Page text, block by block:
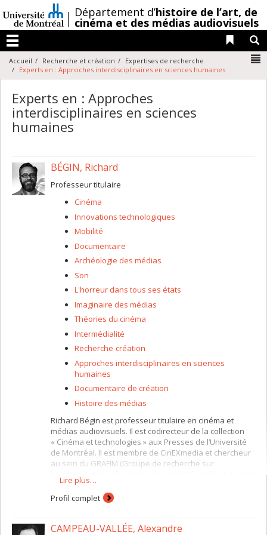
au
contenu
/Département d’histoire de l’art, de
cinéma et des médias audiovisuels
Menu
Liens
Accueil Recherche et création
Expertises de recherche
Experts en : Approches interdisciplinaires en sciences humaines
Experts en : Approches
interdisciplinaires en sciences
humaines
BÉGIN, Richard
Professeur titulaire
Cinéma
Innovations technologiques
Mobilité
Documentaire
Archéologie des médias
Son
L'horreur dans tous ses états
Imaginaire des médias
Théories du cinéma
Intermédialité
Recherche-création
Approches interdisciplinaires en sciences
humaines
Documentaire de création
Histoire des médias
Richard Bégin est professeur titulaire en cinéma et
médias audiovisuels. Il est codirecteur de la collection
« Cinéma et technologies » aux Presses de l’Université
de Montréal. Il est membre de CinEXmedia et chercheur
au sein du GRAFIM (Groupe de recherche sur
collabore actuellement au projet de recherche
international ANR
violence à l’écran, et fait partie du partenariat
XXe s.).
Lire plus…
Profil complet
CAMPEAU-VALLÉE, Alexandre